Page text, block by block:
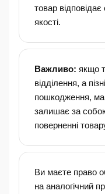
товар
якості.
Важливо: якщо
відділення, а
пошкодження,
залишає за
поверненні
Ви маєте право
на аналогічний